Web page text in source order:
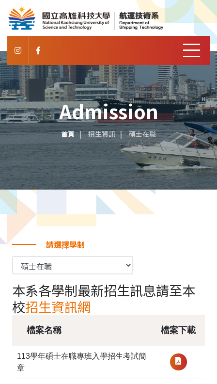
Admission
首頁 招生資訊 碩士在職
請選擇學制
本系各學制最新招生訊息請至本
校招生資訊網
檔案名稱 檔案下載
113學年碩士在職專班入學招生考試簡
章